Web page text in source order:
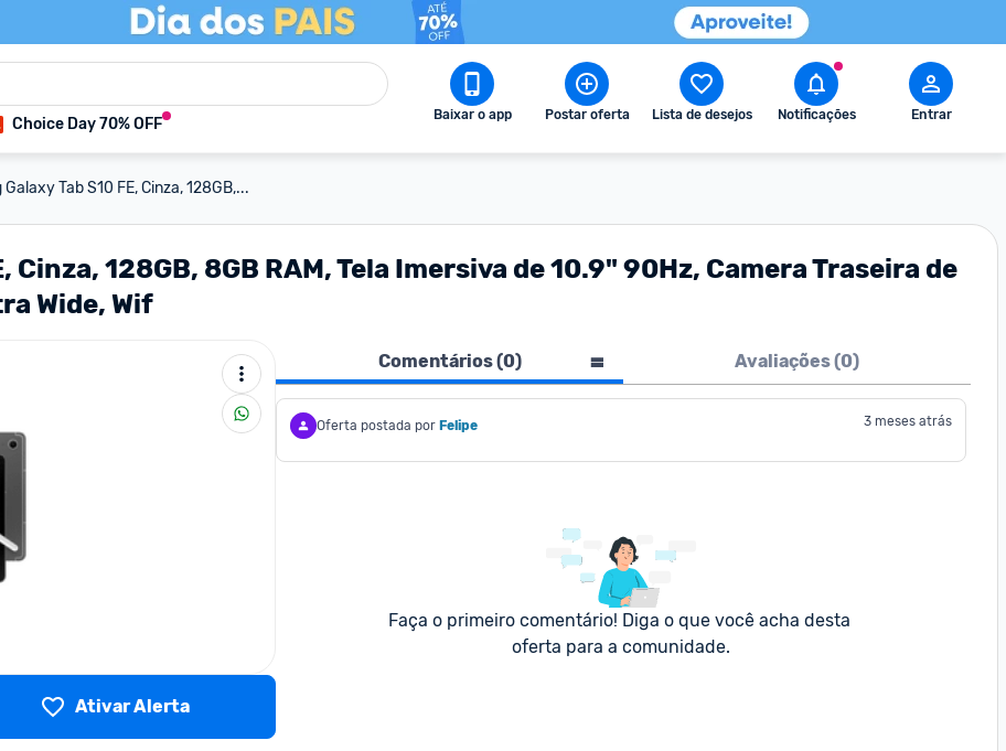
Choice Day 70% OFF Baixar o app Postar oferta Lista de desejos Notificações Entrar
Tab S10 FE, Cinza, 128GB,...
Cinza, 128GB, 8GB RAM, Tela Imersiva de 10.9" 90Hz, Camera Traseira de
Wide, Wif
Ativar Alerta
Comentários (0) Avaliações (0)
Oferta postada por Felipe 3 meses atrás
Faça o primeiro comentário! Diga o que você acha desta
oferta para a comunidade.